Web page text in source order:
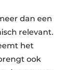
dan een
relevant.
het
ook